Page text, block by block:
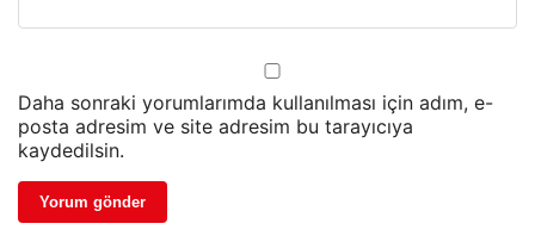
Daha sonraki yorumlarımda kullanılması için adım, e-
posta adresim ve site adresim bu tarayıcıya
kaydedilsin.